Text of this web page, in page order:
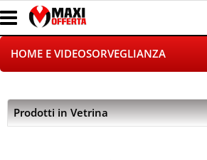
GAMING
HOME E VIDEOSORVEGLIANZA
Prodotti in Vetrina